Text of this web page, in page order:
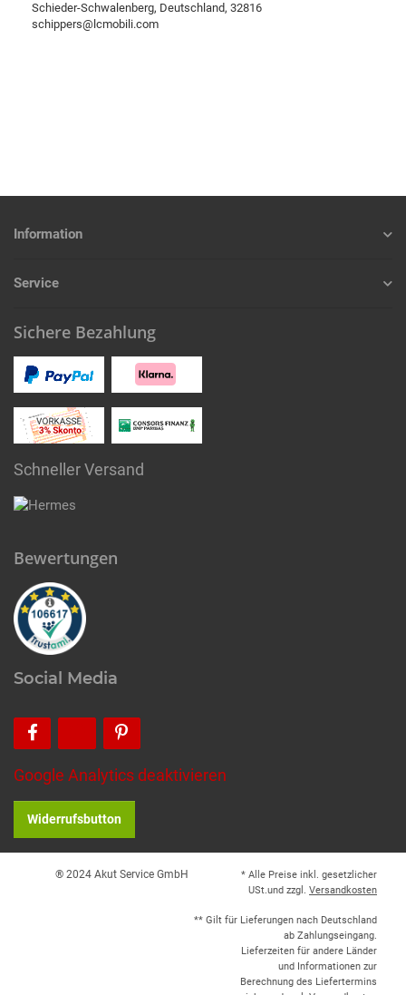
Schieder-Schwalenberg, Deutschland, 32816
schippers@lcmobili.com
Information
Service
Sichere Bezahlung
Schneller Versand
Bewertungen
Social Media
Google Analytics deaktivieren
Widerrufsbutton
® 2024 Akut Service GmbH
* Alle Preise inkl. gesetzlicher
USt.und zzgl. Versandkosten
** Gilt für Lieferungen nach Deutschland
ab Zahlungseingang.
Lieferzeiten für andere Länder
und Informationen zur
Berechnung des Liefertermins